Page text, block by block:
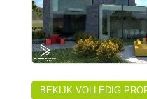
BEKIJK VOLLEDIG